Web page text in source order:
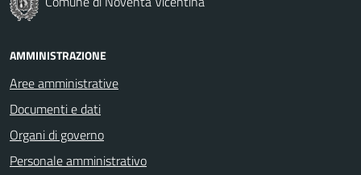
AMMINISTRAZIONE
Aree amministrative
Documenti e dati
Organi di governo
Personale amministrativo